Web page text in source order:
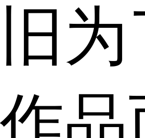
旧
作品